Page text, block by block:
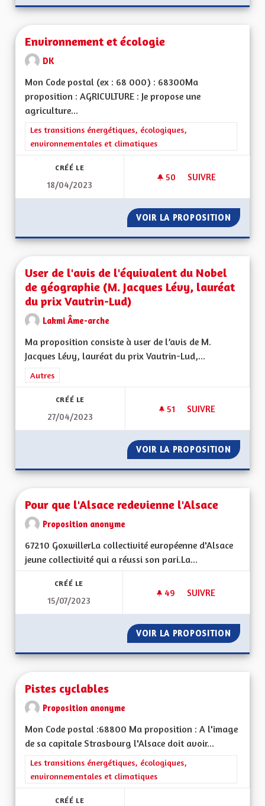
Environnement et écologie
DK
Mon Code postal (ex : 68 000) : 68300Ma
proposition : AGRICULTURE : Je propose une
agriculture...
Filtrer les résultats de la catégorie : Les transitions
Les transitions énergétiques, écologiques,
environnementales et climatiques
CRÉÉ LE
18/04/2023
50 50 ABONNÉS
SUIVRE
VOIR LA PROPOSITION
User de l'avis de l'équivalent du Nobel
de géographie (M. Jacques Lévy, lauréat
du prix Vautrin-Lud)
Lakmi Âme-arche
Ma proposition consiste à user de l’avis de M.
Jacques Lévy, lauréat du prix Vautrin-Lud,...
Filtrer les résultats de la catégorie : Autres
Autres
CRÉÉ LE
27/04/2023
51 51 ABONNÉS
SUIVRE
VOIR LA PROPOSITION USER
Pour que l'Alsace redevienne l'Alsace
Proposition anonyme
67210 GoxwillerLa collectivité européenne d'Alsace
jeune collectivité qui a réussi son pari.La...
CRÉÉ LE
15/07/2023
49 49 ABONNÉS
SUIVRE
VOIR LA PROPOSITION POUR
Pistes cyclables
Proposition anonyme
Mon Code postal :68800 Ma proposition : A l'image
de sa capitale Strasbourg l'Alsace doit avoir...
Filtrer les résultats de la catégorie : Les transitions
Les transitions énergétiques, écologiques,
environnementales et climatiques
CRÉÉ LE